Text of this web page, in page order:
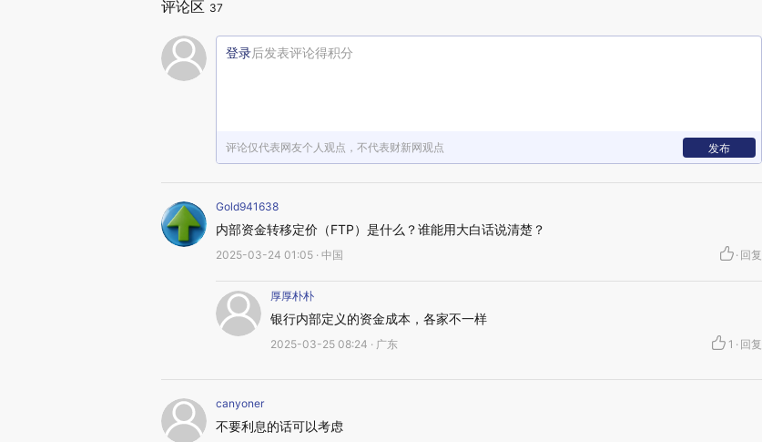
评论区 37
登录后发表评论得积分
评论仅代表网友个人观点，不代表财新网观点 发布
Gold941638
内部资金转移定价（FTP）是什么？谁能用大白话说清楚？
2025-03-24 01:05 · 中国 · 回复
厚厚朴朴
银行内部定义的资金成本，各家不一样
2025-03-25 08:24 · 广东 1 · 回复
canyoner
不要利息的话可以考虑